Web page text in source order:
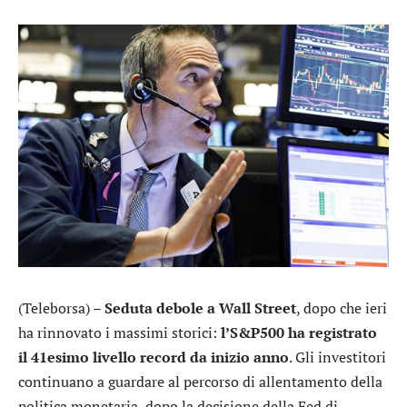
(Teleborsa) –Seduta debole a Wall Street, dopo che ieri
ha rinnovato i massimi storici: l’S&P500 ha registrato
il 41esimo livello record da inizio anno. Gli investitori
continuano a guardare al percorso di allentamento della